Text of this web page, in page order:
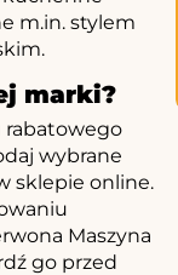
m.in. stylem
marki?
rabatowego
wybrane
sklepie online.
Maszyna
go przed